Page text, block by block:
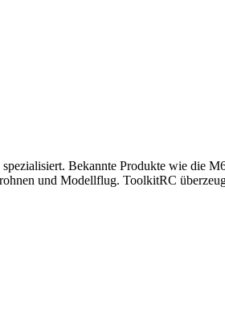
Bekannte Produkte wie die
und Modellflug. ToolkitRC